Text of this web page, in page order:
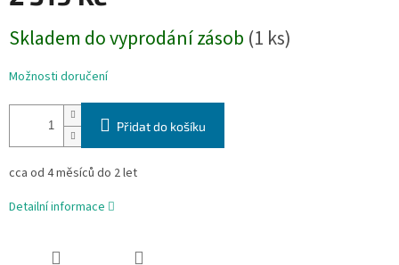
cena:
Skladem do vyprodání zásob (1 ks)
Možnosti doručení
Přidat do košíku
cca od 4 měsíců do 2 let
Detailní informace